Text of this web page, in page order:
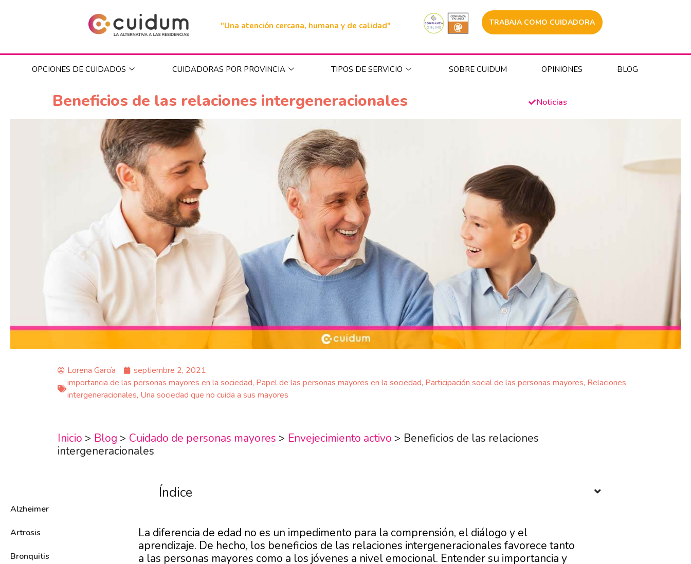
"Una atención cercana, humana y de calidad" TRABAJA COMO CUIDADORA
OPCIONES DE CUIDADOS CUIDADORAS POR PROVINCIA TIPOS DE SERVICIO SOBRE CUIDUM OPINIONES BLOG
Beneficios de las relaciones intergeneracionales Noticias
Lorena García
septiembre 2, 2021
importancia de las personas mayores en la sociedad, Papel de las personas mayores en la sociedad, Participación social de las personas mayores, Relaciones
intergeneracionales, Una sociedad que no cuida a sus mayores
Inicio > Blog > Cuidado de personas mayores > Envejecimiento activo > Beneficios de las relaciones
intergeneracionales
Alzheimer
Artrosis
Bronquitis
Índice
La diferencia de edad no es un impedimento para la comprensión, el diálogo y el
aprendizaje. De hecho, los beneficios de las relaciones intergeneracionales favorece tanto
a las personas mayores como a los jóvenes a nivel emocional. Entender su importancia y